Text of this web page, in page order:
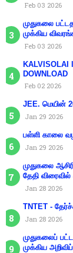
Feb 03 2026
முதுகலை
முக்கிய
Feb 03 2026
KALVISOLAI
DOWNLOAD
Feb 02 2026
JEE. மெயின்
Jan 29 2026
பள்ளி காலை
Jan 29 2026
முதுகலை
தேதி விரைவில்
Jan 28 2026
TNTET -
Jan 28 2026
முதுகலைப்
முக்கிய